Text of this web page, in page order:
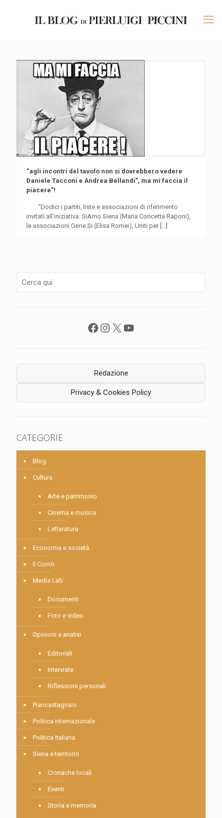
“agli incontri del tavolo non si dovrebbero vedere
Daniele Tacconi e Andrea Bellandi”, ma mi faccia il
piacere”!
“Dodici i partiti, liste e associazioni di riferimento
invitati all’iniziativa: SiAmo Siena (Maria Concetta Raponi),
le associazioni Gene.Si (Elisa Romei), Uniti per[…]
Facebook
Instagram
X YouTube
Redazione
Privacy & Cookies Policy
CATEGORIE
Blog
Cultura
Arte e patrimonio
Cinema e musica
Letteratura
Economia e società
Il Comò
Media Lab
Documenti
Foto e video
Opinioni e analisi
Editoriali
Interviste
Riflessioni personali
Piancastagnaio
Politica internazionale
Politica Italiana
Siena e territorio
Cronache locali
Eventi
Storia e memoria